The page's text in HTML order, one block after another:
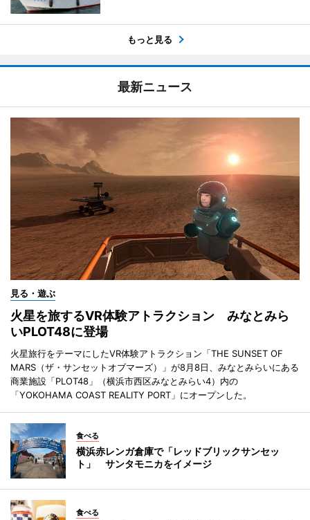
もっと見る
最新ニュース
見る・遊ぶ
火星を旅するVR体験アトラクション みなとみら
いPLOT48に登場
火星旅行をテーマにしたVR体験アトラクション「THE SUNSET OF
MARS（ザ・サンセットオブマーズ）」が8月8日、みなとみらいにある
商業施設「PLOT48」（横浜市西区みなとみらい4）内の
「YOKOHAMA COAST REALITY PORT」にオープンした。
食べる
横浜赤レンガ倉庫で「レッドブリックサンセッ
ト」 サンタモニカをイメージ
食べる